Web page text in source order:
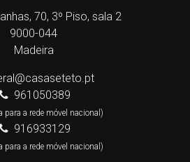
70, 3º Piso, sala 2
9000-044
Madeira
961050389
para a rede móvel nacional)
916933129
para a rede móvel nacional)